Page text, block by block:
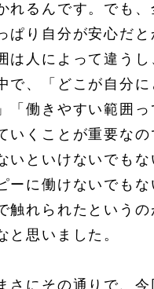
れるんです。でも、
ぱり自分が安心だ
は人によって違うし
で、「どこが自分に
「働きやすい範囲っ
いくことが重要な
いといけないでも
ーに働けないでもな
触れられたという
と思いました。
さにその通りで、